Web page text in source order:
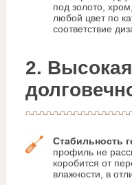
под золото,
любой цвет по
соответствие
2.
Стабильность
профиль не
коробится от
влажности, в